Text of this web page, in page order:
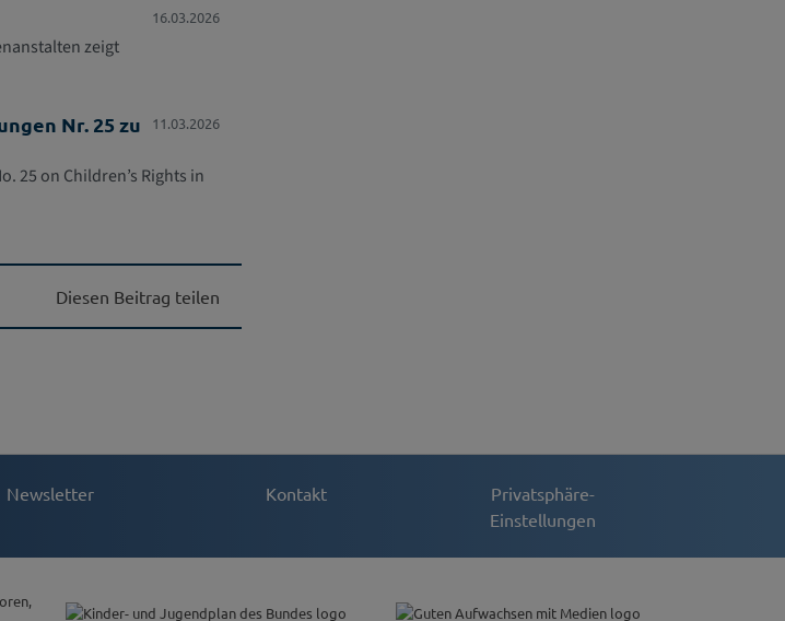
16.03.2026
zeigt
Nr. 25 zu
11.03.2026
25 on Children’s Rights in
Diesen Beitrag teilen
Newsletter Kontakt
Privatsphäre-
Einstellungen